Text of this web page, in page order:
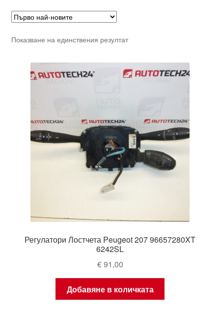
Показване на единствения резултат
Регулатори Лостчета Peugeot 207 96657280XT
6242SL
€91,00
Добавяне в количката